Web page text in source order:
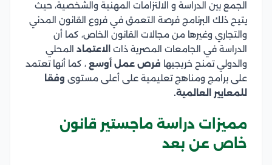
الجمع بين الدراسة و الالتزامات المهنية والشخصية، حيث
يتيح ذلك البرنامج فرصة التعمق في فروع القانون المدني
والتجاري وغيرها من مجالات القانون الخاص، كما أن
الدراسة في الجامعات المصرية ذات الاعتماد المحلي
والدولي تمنح خريجيها فرص عمل أوسع ، كما أنها تعتمد
على برامج ومناهج تعليمية على أعلى مستوى وفقا
للمعايير العالمية.
مميزات دراسة ماجستير قانون
خاص عن بعد